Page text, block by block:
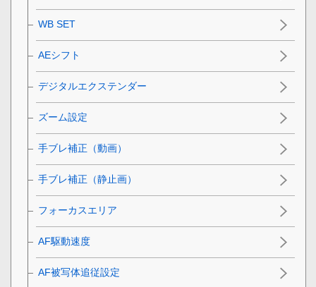
WB SET
AEシフト
デジタルエクステンダー
ズーム設定
手ブレ補正（動画）
手ブレ補正（静止画）
フォーカスエリア
AF駆動速度
AF被写体追従設定